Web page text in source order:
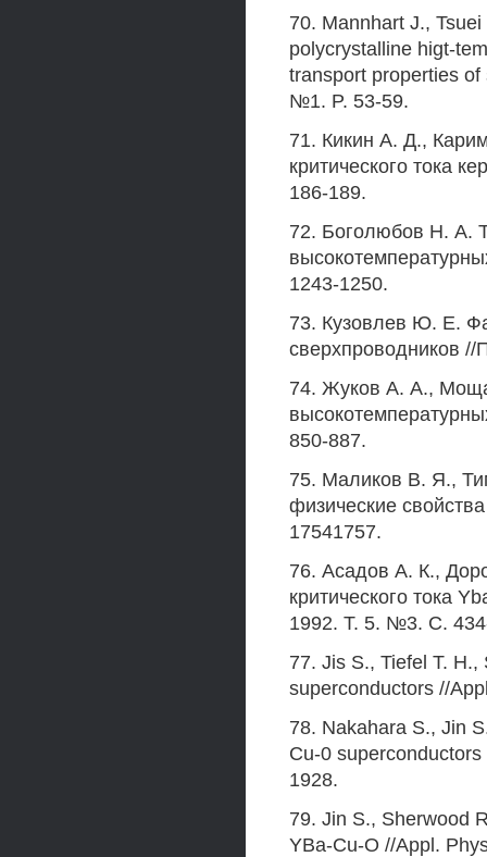
70. Mannhart J.,
polycrystalline higt-
transport properties
№1. P. 53-59.
71. Кикин А. Д.,
критического тока
186-189.
72. Боголюбов Н. А.
1243-1250.
73. Кузовлев Ю. Е.
сверхпроводников
74. Жуков А. А.,
850-887.
75. Маликов В. Я.,
физические
17541757.
76. Асадов А. К.,
критического тока
1992. Т. 5. №3. С.
77. Jis S., Tiefel Т.
superconductors //
78. Nakahara S., Jin
Cu-0
1928.
79. Jin S., Sherwood
YBa-Cu-O //Appl.